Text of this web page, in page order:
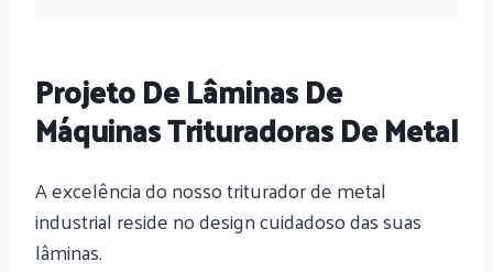
Projeto De Lâminas De
Máquinas Trituradoras De Metal
A excelência do nosso triturador de metal
industrial reside no design cuidadoso das suas
lâminas.